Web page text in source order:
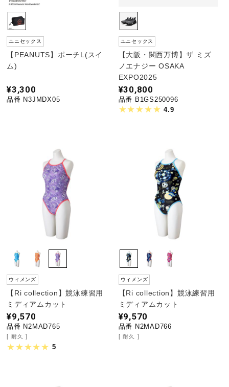
ユニセックス
【PEANUTS】ポーチL(スイ
ム)
¥3,300
品番 N3JMDX05
ユニセックス
【大阪・関西万博】ザ ミズ
ノエナジー OSAKA
EXPO2025
¥30,800
品番 B1GS250096
4.9
ウィメンズ
【Ri collection】競泳練習用
ミディアムカット
¥9,570
品番 N2MAD765
耐久
5
ウィメンズ
【Ri collection】競泳練習用
ミディアムカット
¥9,570
品番 N2MAD766
耐久